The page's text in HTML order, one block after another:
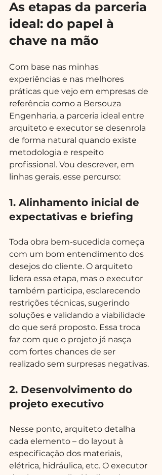
As etapas da parceria
ideal: do papel à
chave na mão
Com base nas minhas
experiências e nas melhores
práticas que vejo em empresas de
referência como a Bersouza
Engenharia, a parceria ideal entre
arquiteto e executor se desenrola
de forma natural quando existe
metodologia e respeito
profissional. Vou descrever, em
linhas gerais, esse percurso:
1. Alinhamento inicial de
expectativas e briefing
Toda obra bem-sucedida começa
com um bom entendimento dos
desejos do cliente. O arquiteto
lidera essa etapa, mas o executor
também participa, esclarecendo
restrições técnicas, sugerindo
soluções e validando a viabilidade
do que será proposto. Essa troca
faz com que o projeto já nasça
com fortes chances de ser
realizado sem surpresas negativas.
2. Desenvolvimento do
projeto executivo
Nesse ponto, arquiteto detalha
cada elemento – do layout à
especificação dos materiais,
elétrica, hidráulica, etc. O executor